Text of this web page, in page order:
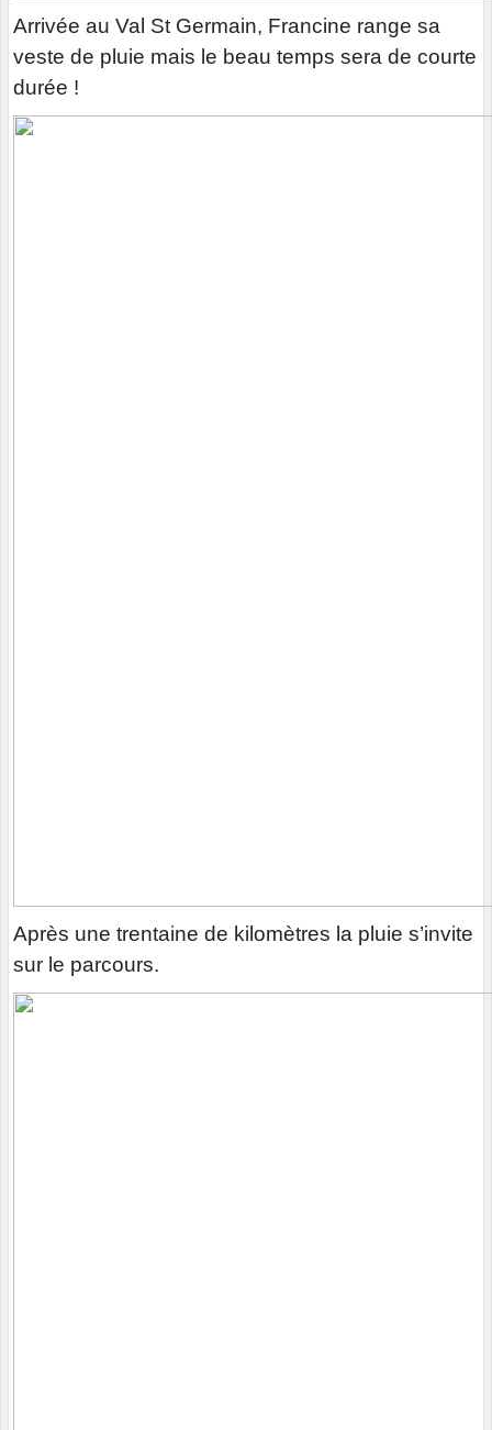
Arrivée au Val St Germain, Francine range sa
veste de pluie mais le beau temps sera de courte
durée !
Après une trentaine de kilomètres la pluie s’invite
sur le parcours.